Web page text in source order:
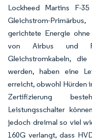
Lockheed Martins F-
Gleichstrom-
gerichtete Energie ohne
von Airbus und
Gleichstromkabeln,
werden, haben eine
erreicht, obwohl Hürden
Zertifizierung
Leistungsschalter
jedoch dreimal so viel
160G verlangt, dass